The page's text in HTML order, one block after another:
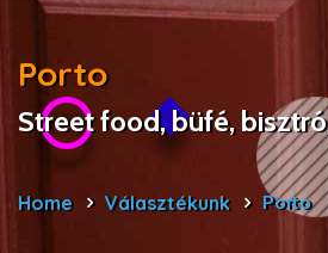
Porto
Street food, büfé,
Home Választékunk Porto